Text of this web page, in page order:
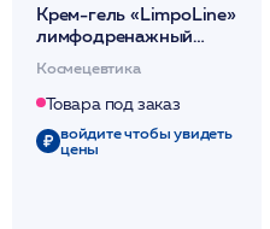
Крем-гель «LimpoLine»
лимфодренажный
Космецевтика
Товара под заказ
войдите чтобы увидеть
цены